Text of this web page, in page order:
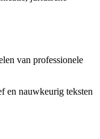
van professionele
en nauwkeurig teksten